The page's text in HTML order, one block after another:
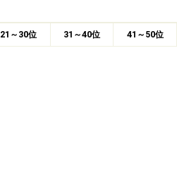
21～30位 31～40位 41～50位